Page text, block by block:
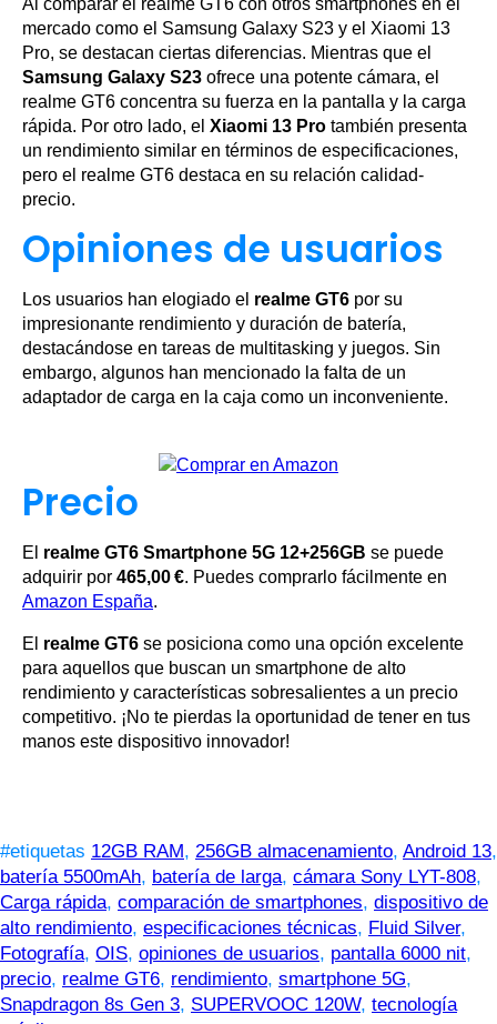
Al comparar el realme GT6 con otros smartphones en el
mercado como el Samsung Galaxy S23 y el Xiaomi 13
Pro, se destacan ciertas diferencias. Mientras que el
Samsung Galaxy S23 ofrece una potente cámara, el
realme GT6 concentra su fuerza en la pantalla y la carga
rápida. Por otro lado, el Xiaomi 13 Pro también presenta
un rendimiento similar en términos de especificaciones,
pero el realme GT6 destaca en su relación calidad-
precio.
Opiniones de usuarios
Los usuarios han elogiado el realme GT6 por su
impresionante rendimiento y duración de batería,
destacándose en tareas de multitasking y juegos. Sin
embargo, algunos han mencionado la falta de un
adaptador de carga en la caja como un inconveniente.
Precio
El realme GT6 Smartphone 5G 12+256GB se puede
adquirir por 465,00 €. Puedes comprarlo fácilmente en
Amazon España.
El realme GT6 se posiciona como una opción excelente
para aquellos que buscan un smartphone de alto
rendimiento y características sobresalientes a un precio
competitivo. ¡No te pierdas la oportunidad de tener en tus
manos este dispositivo innovador!
#etiquetas 12GB RAM, 256GB almacenamiento, Android 13,
batería 5500mAh, batería de larga, cámara Sony LYT-808,
Carga rápida, comparación de smartphones, dispositivo de
alto rendimiento, especificaciones técnicas, Fluid Silver,
Fotografía, OIS, opiniones de usuarios, pantalla 6000 nit,
precio, realme GT6, rendimiento, smartphone 5G,
Snapdragon 8s Gen 3, SUPERVOOC 120W, tecnología